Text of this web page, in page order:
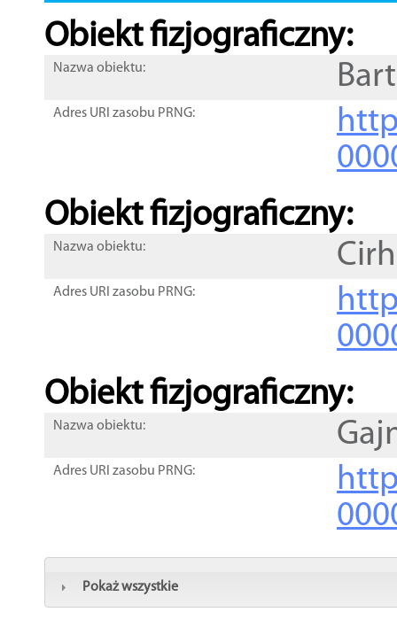
Obiekt fizjograficzny:
Nazwa obiektu:
Adres URI zasobu PRNG:
Obiekt fizjograficzny:
Nazwa obiektu:
Adres URI zasobu PRNG:
Obiekt fizjograficzny:
Nazwa obiektu:
Adres URI zasobu PRNG:
Pokaż wszystkie